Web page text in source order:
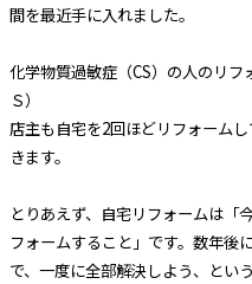
間を最近手に入れました。
化学物質過敏症（CS）の人のリフ
Ｓ）
店主も自宅を2回ほどリフォーム
きます。
とりあえず、自宅リフォームは「
フォームすること」です。数年後
で、一度に全部解決しよう、とい